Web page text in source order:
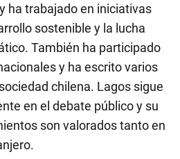
ha trabajado en iniciativas
sostenible y la lucha
También ha participado
y ha escrito varios
chilena. Lagos sigue
en el debate público y su
son valorados tanto en